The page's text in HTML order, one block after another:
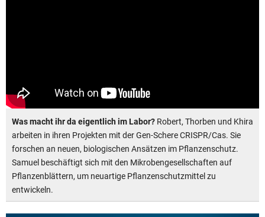
Was macht ihr da eigentlich im Labor? Robert, Thorben und Khira
arbeiten in ihren Projekten mit der Gen-Schere CRISPR/Cas. Sie
forschen an neuen, biologischen Ansätzen im Pflanzenschutz.
Samuel beschäftigt sich mit den Mikrobengesellschaften auf
Pflanzenblättern, um neuartige Pflanzenschutzmittel zu
entwickeln.